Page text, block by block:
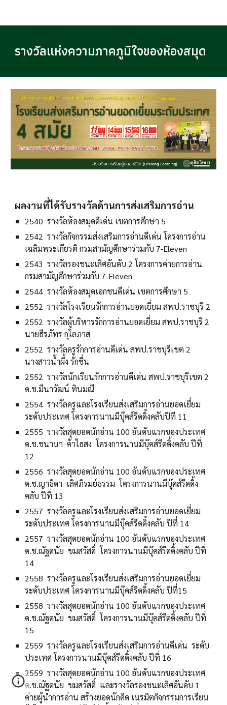
รางวัลแห่งความภาคภูมิใจของห้องสมุด
ผลงานที่ได้รับรางวัลด้านการส่งเสริมการอ่าน
2540 รางวัลห้องสมุดดีเด่น เขตการศึกษา 5
2542 รางวัลกิจกรรมส่งเสริมการอ่านดีเด่น โครงการอ่าน
เฉลิมพระเกียรติ กรมสามัญศึกษาร่วมกับ 7-Eleven
2543 รางวัลรองชนะเลิศอันดับ 2 โครงการค่ายการอ่าน
กรมสามัญศึกษาร่วมกับ 7-Eleven
2544 รางวัลห้องสมุดเอกชนดีเด่น เขตการศึกษา 5
2552 รางวัลโรงเรียนรักการอ่านยอดเยี่ยม สพป.ราชบุรี 2
2552 รางวัลผู้บริหารรักการอ่านยอดเยี่ยม สพป.ราชบุรี 2
นายธีรภัทร กุโลภาส
2552 รางวัลครูรักการอ่านดีเด่น สพป.ราชบุรีเขต 2
นางสาวน้ำผึ้ง รักชื่น
2552 รางวัลนักเรียนรักการอ่านดีเด่น สพป.ราชบุรีเขต 2
ด.ช.มีนาวัฒน์ ทินมณี
2554 รางวัลครูและโรงเรียนส่งเสริมการอ่านยอดเยี่ยม
ระดับประเทศ โครงการนานมีบุ๊คส์รีดดิ้งคลับปีที 11
2555 รางวัลสุดยอดนักอ่าน 100 อันดับแรกของประเทศ
ด.ช.ชนานา ค้าไธสง โครงการนานมีบุ๊คส์รีดดิ้งคลับ ปีที่
12
2556 รางวัลสุดยอดนักอ่าน 100 อันดับแรกของประเทศ
ด.ช.ญาธิดา เลิศภิรมย์ธรรม โครงการนานมีบุ๊คส์รีดดิ้ง
คลับ ปีที่ 13
2557 รางวัลครูและโรงเรียนส่งเสริมการอ่านยอดเยี่ยม
ระดับประเทศ โครงการนานมีบุ๊คส์รีดดิ้งคลับ ปีที่ 14
2557 รางวัลสุดยอดนักอ่าน 100 อันดับแรกของประเทศ
ด.ช.ณัฐดนัย ขมสวัสดิ์ โครงการนานมีบุ๊คส์รีดดิ้งคลับ ปีที่
14
2558 รางวัลครูและโรงเรียนส่งเสริมการอ่านยอดเยี่ยม
ระดับประเทศ โครงการนานมีบุ๊คส์รีดดิ้งคลับ ปีที่15
2558 รางวัลสุดยอดนักอ่าน 100 อันดับแรกของประเทศ
ด.ช.ณัฐดนัย ขมสวัสดิ์ โครงการนานมีบุ๊คส์รีดดิ้งคลับ ปีที่
15
2559 รางวัลครูและโรงเรียนส่งเสริมการอ่านดีเด่น ระดับ
ประเทศ โครงการนานมีบุ๊คส์รีดดิ้งคลับ ปีที่ 16
2559 รางวัลสุดยอดนักอ่าน 100 อันดับแรกของประเทศ
ด.ช.ณัฐดนัย ขมสวัสดิ์ และรางวัลรองชนะเลิศอันดับ 1
ค่ายผู้นำการอ่าน สร้างยอดนักคิด เนรมิตกิจกรรมการเรียน